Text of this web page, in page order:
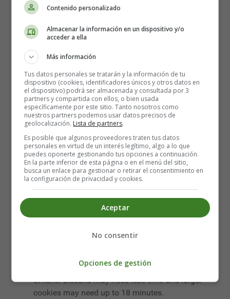
1 egg
1 ½ teaspoons almond extract (optional)
1 teaspoon salt
Preparation:
Mix the butter and sugar with a hand mixer or a
stand mixer fitted with a flat beater. Add the egg
Add the extract(s) and mix. Combine the flour and
salt in a bowl and gradually add to the wet
mixture, beating on low speed to combine.
Cover and let the dough rest in the refrigerator for
Preheat the oven to 180ºC. Knead briefly on a
floured surface and roll out the dough with a
rolling pin to a thickness of about 6-7 mm.
14-16 minutes until the edges are golden brown.
Smaller biscuits may need less time and larger
cookies may need up to 18 minutes.
Contenido personalizado
Almacenar la información en un dispositivo y/o
acceder a ella
Más información
Tus datos personales se tratarán y la información de tu
dispositivo (cookies, identificadores únicos y otros datos en
el dispositivo) podrá ser almacenada y consultada por 3
partners y compartida con ellos, o bien usada
específicamente por este sitio. Tanto nosotros como
nuestros partners podemos usar datos precisos de
geolocalización. Lista de partners.
Es posible que algunos proveedores traten tus datos
personales en virtud de un interés legítimo, algo a lo que
puedes oponerte gestionando tus opciones a continuación.
En la parte inferior de esta página o en el menú del sitio,
busca un enlace para gestionar o retirar el consentimiento en
la configuración de privacidad y cookies.
Aceptar
No consentir
Opciones de gestión